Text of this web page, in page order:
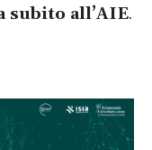
subito all’AIE.